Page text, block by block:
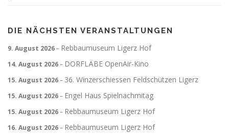
DIE NÄCHSTEN VERANSTALTUNGEN
9. August 2026– Rebbaumuseum Ligerz Hof
14. August 2026– DORFLÄBE OpenAir-Kino
15. August 2026– 36. Winzerschiessen Feldschützen Ligerz
15. August 2026– Engel Haus Spielnachmitag
15. August 2026– Rebbaumuseum Ligerz Hof
16. August 2026– Rebbaumuseum Ligerz Hof